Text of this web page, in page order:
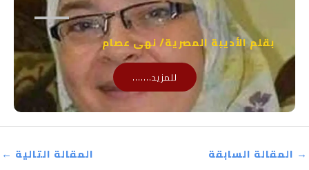
بقلم الأديبة المصرية/ نهى عصام
للمزيد.......
→ المقالة السابقة المقالة التالية ←